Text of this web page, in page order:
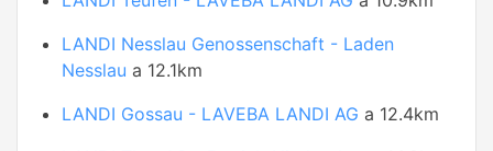
LANDI Nesslau Genossenschaft - Laden
Nesslau a 12.1km
LANDI Gossau - LAVEBA LANDI AG a 12.4km